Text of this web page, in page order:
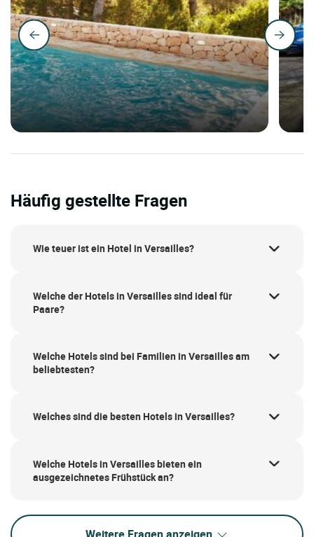
Häufig gestellte Fragen
Wie teuer ist ein Hotel in Versailles?
Welche der Hotels in Versailles sind ideal für
Paare?
Welche Hotels sind bei Familien in Versailles am
beliebtesten?
Welches sind die besten Hotels in Versailles?
Welche Hotels in Versailles bieten ein
ausgezeichnetes Frühstück an?